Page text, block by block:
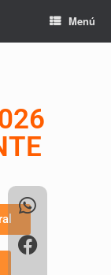
Menú